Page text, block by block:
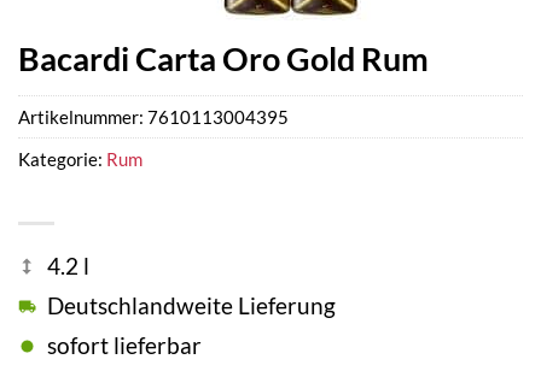
Bacardi Carta Oro Gold Rum
4.2 l
Deutschlandweite Lieferung
sofort lieferbar
Artikelnummer: 7610113004395
Kategorie: Rum